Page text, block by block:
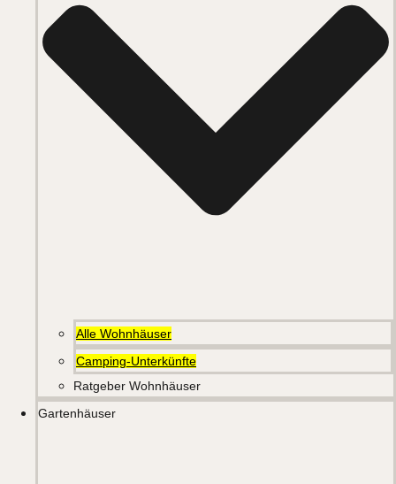
Alle Wohnhäuser
Camping-Unterkünfte
Ratgeber Wohnhäuser
Gartenhäuser